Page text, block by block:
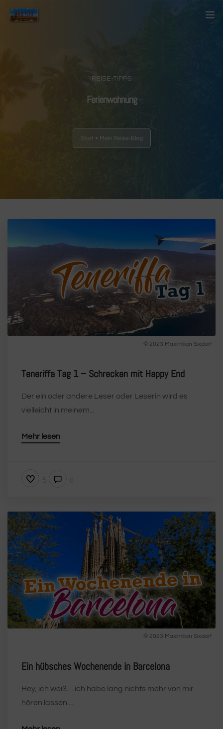
REISE-TIPPS
Ferienwohnung
Start Mein Reise-Blog
© 2023 Maximilian Sixdorf
Teneriffa Tag 1 – Schrecken mit Happy End
Der ein oder andere Leser oder Leserin wird es
vielleicht in meinem...
Mehr lesen
© 2023 Maximilian Sixdorf
Ein hübsches Wochenende in Barcelona
Hey, ich weiß… ich habe lang nichts mehr von mir
hören lassen....